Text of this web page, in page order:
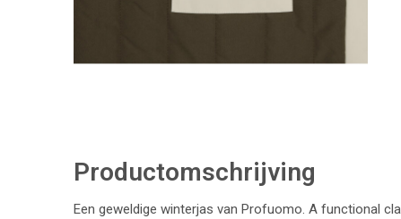
Productomschrijving
Een geweldige winterjas van Profuomo. A functional